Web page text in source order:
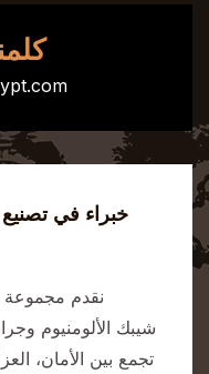
نقدم
تجمع بين الأمان،